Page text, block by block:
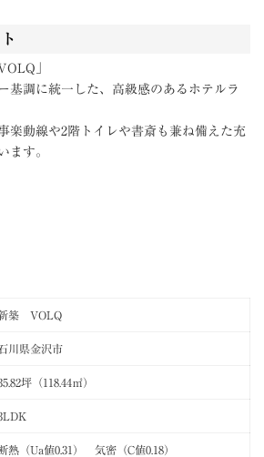
」
基調に統一した、高級感のあるホテルラ
楽動線や2階トイレや書斎も兼ね備えた充
ます。
築 VOLQ
川県金沢市
坪（118.44㎡）
断熱（Ua値0.31） 気密（C値0.18）